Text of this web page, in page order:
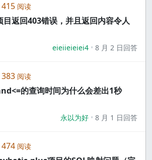
415 阅读
返回403错误，并且返回内容令人
eieiieieiei4 8 月 2 日回答
383 阅读
的查询时间为什么会差出1秒
永以为好 8 月 1 日回答
474 阅读